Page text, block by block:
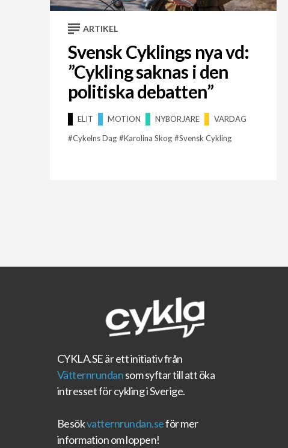
ARTIKEL
Svensk Cyklings nya vd:
”Cykling saknas i den
politiska debatten”
ELIT MOTION NYBÖRJARE
VARDAG
Cykelns Dag
Karolina Skog Svensk Cykling
CYKLA.SEär ett initiativ från
Vätternrundansom syftar till att öka
intresset för cykling i Sverige.
Besökvatternrundan.seför mer
information om loppen!